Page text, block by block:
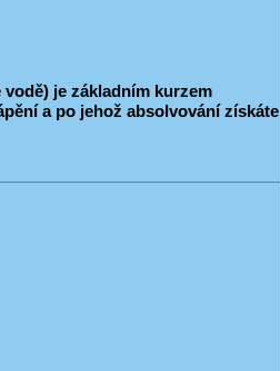
je základním kurzem
a po jehož absolvování získáte